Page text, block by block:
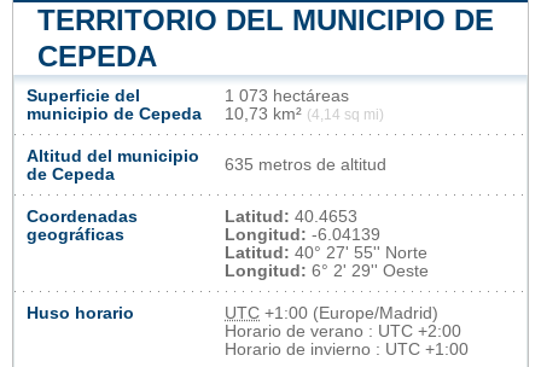
TERRITORIO DEL MUNICIPIO DE
CEPEDA
Superficie del
municipio de Cepeda
1 073 hectáreas
10,73 km² (4,14 sq mi)
Altitud del municipio
de Cepeda
635 metros de altitud
Coordenadas
geográficas
Latitud: 40.4653
Longitud: -6.04139
Latitud: 40° 27' 55'' Norte
Longitud: 6° 2' 29'' Oeste
Huso horario UTC +1:00 (Europe/Madrid)
Horario de verano : UTC +2:00
Horario de invierno : UTC +1:00